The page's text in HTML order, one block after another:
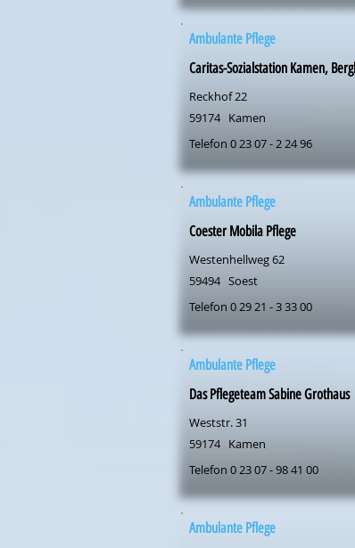
Ambulante Pflege
Caritas-Sozialstation Kamen,
Reckhof 22
59174 Kamen
Telefon 0 23 07 - 2 24 96
Ambulante Pflege
Coester Mobila Pflege
Westenhellweg 62
59494 Soest
Telefon 0 29 21 - 3 33 00
Ambulante Pflege
Das Pflegeteam Sabine Grothaus
Weststr. 31
59174 Kamen
Telefon 0 23 07 - 98 41 00
Ambulante Pflege